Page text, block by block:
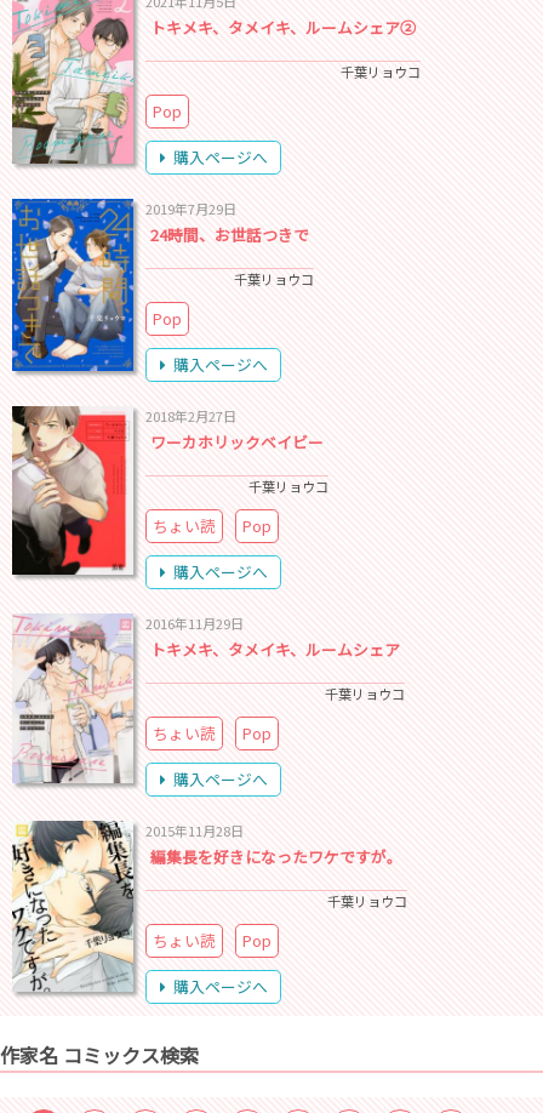
トキメキ、タメイキ、ルームシェア②
千葉リョウコ
Pop
購入ページへ
2019年7月29日
24時間、お世話つきで
千葉リョウコ
Pop
購入ページへ
2018年2月27日
ワーカホリックベイビー
千葉リョウコ
ちょい読
Pop
購入ページへ
2016年11月29日
トキメキ、タメイキ、ルームシェア
千葉リョウコ
ちょい読
Pop
購入ページへ
2015年11月28日
編集長を好きになったワケですが。
千葉リョウコ
ちょい読
Pop
購入ページへ
作家名 コミックス検索